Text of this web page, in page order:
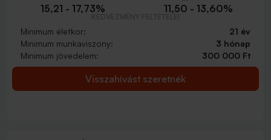
15,21 - 17,73% 11,50 - 13,60%
Minimum életkor:
21 év
Minimum munkaviszony:
3 hónap
Minimum jövedelem:
300 000 Ft
Visszahívást szeretnék